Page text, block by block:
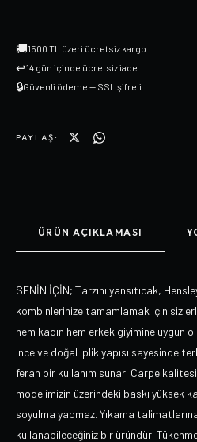
🚚1500 TL üzeri ücretsiz kargo
↩14 gün içinde ücretsiz iade
🔒Güvenli ödeme — SSL şifreli
PAYLAŞ:
ÜRÜN AÇIKLAMASI
SENİN İÇİN; Tarzını yansıtıcak,
kombinlerinize tamamlamak için
hem kadın hem erkek giyimine uygun
ince ve doğal iplik yapısı sayesinde
ferah bir kullanım sunar. Carpe
modelimizin üzerindeki baskı yüksek
soyulma yapmaz. Yıkama
kullanabileceğiniz bir üründür.